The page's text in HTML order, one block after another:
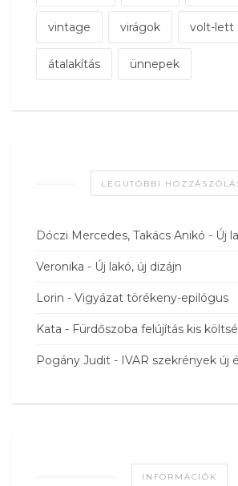
vintage virágok volt-lett
átalakítás ünnepek
LEGUTÓBBI
Dóczi Mercedes, Takács Anikó - Új
Veronika - Új lakó, új dizájn
Lorin - Vigyázat törékeny-epilógus
Kata - Fürdőszoba felújítás kis
Pogány Judit - IVAR szekrények új
INFORMÁCIÓK